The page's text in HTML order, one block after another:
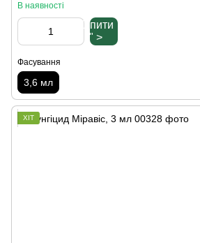
В наявності
Купити
" >
Фасування
3,6 мл
ХІТ